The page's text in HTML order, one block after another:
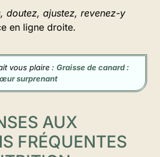
doutez, ajustez, revenez-y
en ligne droite.
vous plaire : Graisse de canard :
surprenant
AUX
FRÉQUENTES